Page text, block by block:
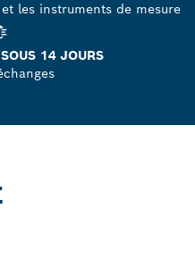
les instruments de mesure
14 JOURS